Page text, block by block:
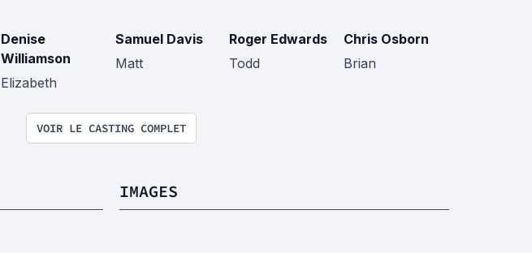
Denise
Williamson
Elizabeth
Samuel Davis
Matt
Roger Edwards
Todd
Chris Osborn
Brian
VOIR LE CASTING COMPLET
IMAGES